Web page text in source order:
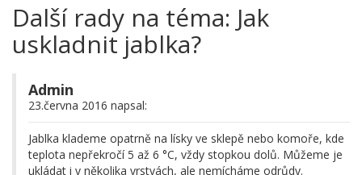
Další rady na téma: Jak
uskladnit jablka?
Admin
23.června 2016 napsal:
Jablka klademe opatrně na lísky ve sklepě nebo komoře, kde
teplota nepřekročí 5 až 6 °C, vždy stopkou dolů. Můžeme je
ukládat i v několika vrstvách, ale nemícháme odrůdy.